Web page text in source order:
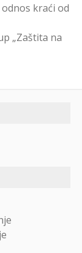
kraći od
„Zaštita na